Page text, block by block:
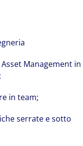
Management in
in team;
serrate e sotto